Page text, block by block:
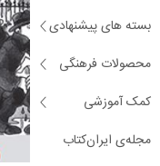
بسته های پیشنهادی
محصولات فرهنگی
کمک آموزشی
مجله‌ی ایران‌کتاب